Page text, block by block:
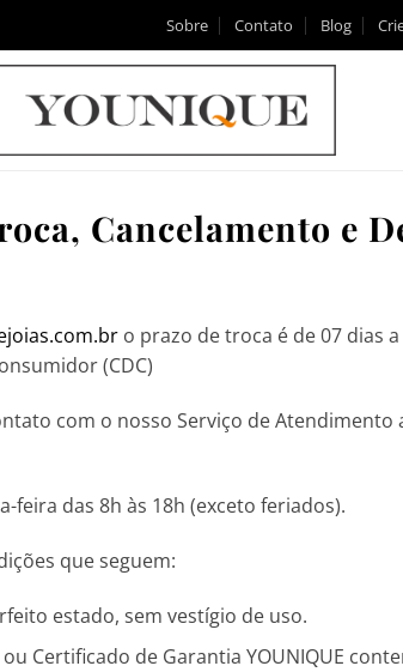
Sobre Contato Blog
Cancelamento e
o prazo de troca é de 07 dias
(CDC)
com o nosso Serviço de Atendimento
feira das 8h às 18h (exceto feriados).
que seguem:
estado, sem vestígio de uso.
Certificado de Garantia YOUNIQUE